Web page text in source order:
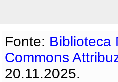
Fonte: Biblioteca
Commons
20.11.2025.